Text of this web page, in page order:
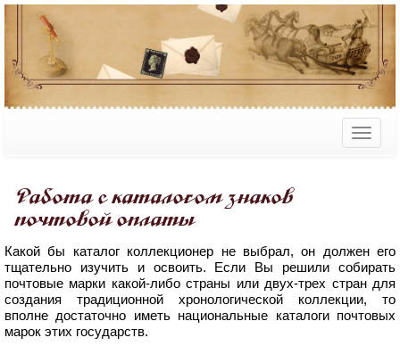
Работа с каталогом знаков
почтовой оплаты
Какой бы каталог коллекционер не выбрал, он должен его
тщательно изучить и освоить. Если Вы решили собирать
почтовые марки какой-либо страны или двух-трех стран для
создания традиционной хронологической коллекции, то
вполне достаточно иметь национальные каталоги почтовых
марок этих государств.